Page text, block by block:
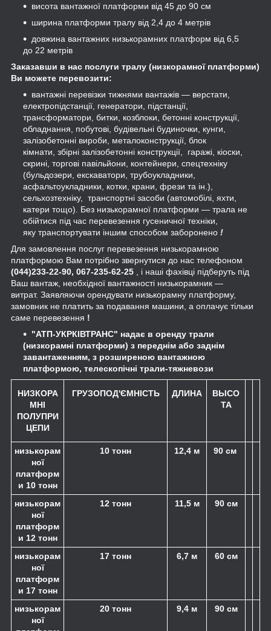
висота вантажної платформи від 45 до 90 см
ширина платформи тралу від 2,4 до 4 метрів
довжина вантажних низькорамних платформ від 6,5
до 22 метрів
Заказавши в нас послуги тралу (низкорамної платформи)
Ви можете перевозити:
вантажні перевізки тижнями вантажів — верстати,
електропідстанції, генератори, підстанції,
трансформатори, битки, козблоки, бетонні конструкції,
обладнання, побутові, будівельні будиночки, кунги,
залізобетонні вироби, металоконструкції, блок
кімнати, збірні залізобетонні конструкції, гаражі, кіоски,
скрині, торгові павільйони, контейнери, спецтехніку
(бульдозери, екскаватори, трубоукладники,
асфальтоукладники, котки, крани, фрези та ін.),
сельхозтехніку, транспортні засоби (автомобілі, яхти,
катери тощо). Без низькорамної платформи — трала не
обійтися під час перевезення гусеничної техніки,
яку транспортувати іншим способом заборонено !
Для замовлення послуг перевезення низькорамною
платформою Вам потрібно звернутися до нас телефоном
(044)233-22-90, 067-235-62-25
, і наші фахівці підберуть під
Ваш вантаж, необхідної вантажності низькорамник —
витрат. Заявляючи орендувати низькорамну платформу,
замовник не платить за подавання машини, а оплачує тільки
саме перевезення !​
"АТП-УКРКІВТРАНС" надає в оренду трали
(низкорамні платформи) з переднім або заднім
завантаженням, з розширеною вантажною
платформою, телескопічні трали-тяжневози
НИЗКОРА
МНІ
ПОЛУПРИ
ЦЕПИ
ГРУЗОПОД'ЄМНІСТЬ ДЛИНА
ВЫСО
ТА
низькорам
ної
платформ
и 10 тонн
10 тонн 12,4 м 90 см
низькорам
ної
платформ
и 12 тонн
12 тонн 11,5 м 90 см
низькорам
ної
платформ
и 17 тонн
17 тонн 6,7 м 60 см
низькорам
ної
20 тонн 9,4 м 90 см